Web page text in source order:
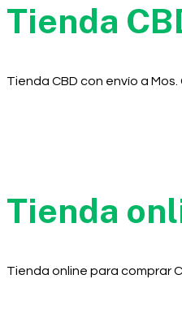
Tienda
Tienda CBD con envío a
Tienda
Tienda online para comprar